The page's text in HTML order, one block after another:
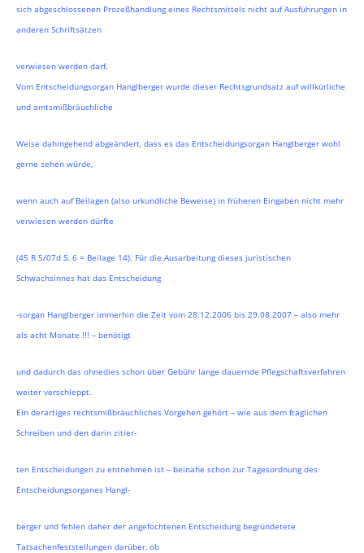
sich abgeschlossenen Prozeßhandlung eines Rechtsmittels nicht auf Ausführungen in
anderen Schriftsätzen
verwiesen werden darf.
Vom Entscheidungsorgan Hanglberger wurde dieser Rechtsgrundsatz auf willkürliche
und amtsmißbräuchliche
Weise dahingehend abgeändert, dass es das Entscheidungsorgan Hanglberger wohl
gerne sehen würde,
wenn auch auf Beilagen (also urkundliche Beweise) in früheren Eingaben nicht mehr
verwiesen werden dürfte
(45 R 5/07d S. 6 = Beilage 14). Für die Ausarbeitung dieses juristischen
Schwachsinnes hat das Entscheidung
-sorgan Hanglberger immerhin die Zeit vom 28.12.2006 bis 29.08.2007 – also mehr
als acht Monate !!! – benötigt
und dadurch das ohnedies schon über Gebühr lange dauernde Pflegschaftsverfahren
weiter verschleppt.
Ein derartiges rechtsmißbräuchliches Vorgehen gehört – wie aus dem fraglichen
Schreiben und den darin zitier-
ten Entscheidungen zu entnehmen ist – beinahe schon zur Tagesordnung des
Entscheidungsorganes Hangl-
berger und fehlen daher der angefochtenen Entscheidung begründetete
Tatsachenfeststellungen darüber, ob